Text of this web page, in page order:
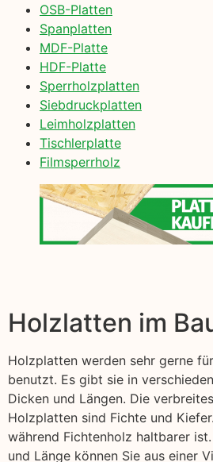
OSB-Platten
Spanplatten
MDF-Platte
HDF-Platte
Sperrholzplatten
Siebdruckplatten
Leimholzplatten
Tischlerplatte
Filmsperrholz
Holzlatten im
Holzplatten werden sehr gerne
benutzt. Es gibt sie in
Dicken und Längen. Die
Holzplatten sind Fichte und
während Fichtenholz haltbarer
und Länge können Sie aus einer